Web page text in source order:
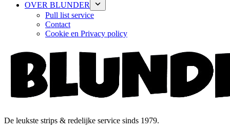
OVER BLUNDER
Pull list service
Contact
Cookie en Privacy policy
De leukste strips & redelijke service sinds 1979.